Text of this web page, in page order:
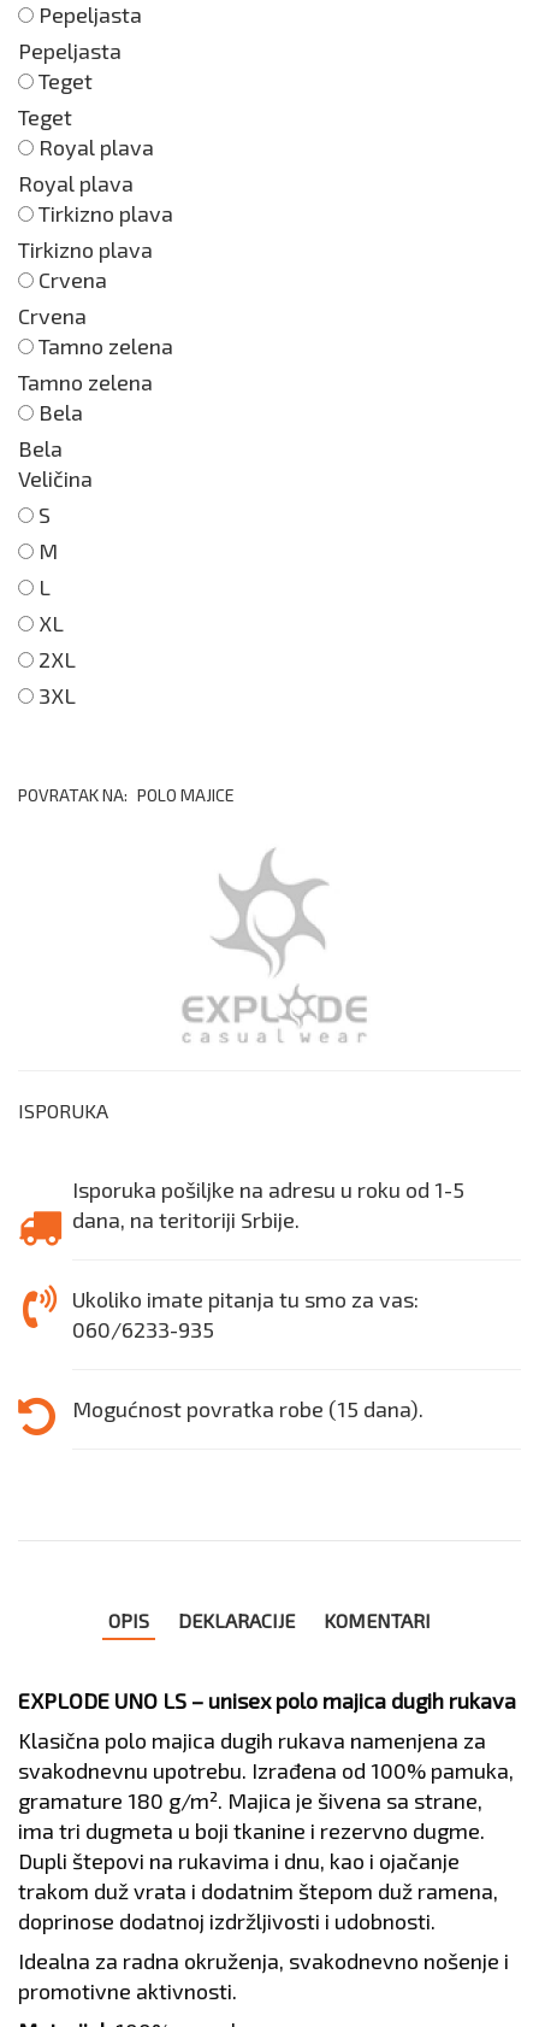
Pepeljasta
Pepeljasta
Teget
Teget
Royal plava
Royal plava
Tirkizno plava
Tirkizno plava
Crvena
Crvena
Tamno zelena
Tamno zelena
Bela
Bela
Veličina
S
M
L
XL
2XL
3XL
POVRATAK NA: POLO MAJICE
ISPORUKA
Isporuka pošiljke na adresu u roku od 1-5
dana, na teritoriji Srbije.
Ukoliko imate pitanja tu smo za vas:
060/6233-935
Mogućnost povratka robe (15 dana).
OPIS DEKLARACIJE KOMENTARI
EXPLODE UNO LS – unisex polo majica dugih rukava
Klasična polo majica dugih rukava namenjena za
svakodnevnu upotrebu. Izrađena od 100% pamuka,
gramature 180 g/m². Majica je šivena sa strane,
ima tri dugmeta u boji tkanine i rezervno dugme.
Dupli štepovi na rukavima i dnu, kao i ojačanje
trakom duž vrata i dodatnim štepom duž ramena,
doprinose dodatnoj izdržljivosti i udobnosti.
Idealna za radna okruženja, svakodnevno nošenje i
promotivne aktivnosti.